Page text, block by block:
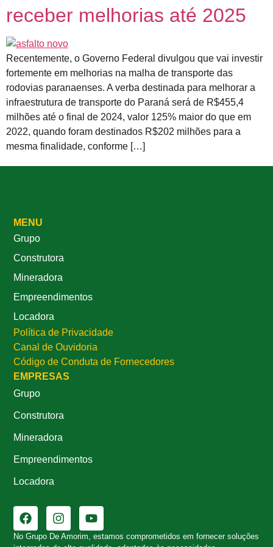
receber melhorias até 2025
Recentemente, o Governo Federal divulgou que vai investir
fortemente em melhorias na malha de transporte das
rodovias paranaenses. A verba destinada para melhorar a
infraestrutura de transporte do Paraná será de R$455,4
milhões até o final de 2024, valor 125% maior do que em
2022, quando foram destinados R$202 milhões para a
mesma finalidade, conforme […]
MENU
Grupo
Construtora
Mineradora
Empreendimentos
Locadora
Política de Privacidade
Canal de Ouvidoria
Código de Conduta de Fornecedores
EMPRESAS
Grupo
Construtora
Mineradora
Empreendimentos
Locadora
No Grupo De Amorim, estamos comprometidos em fornecer soluções